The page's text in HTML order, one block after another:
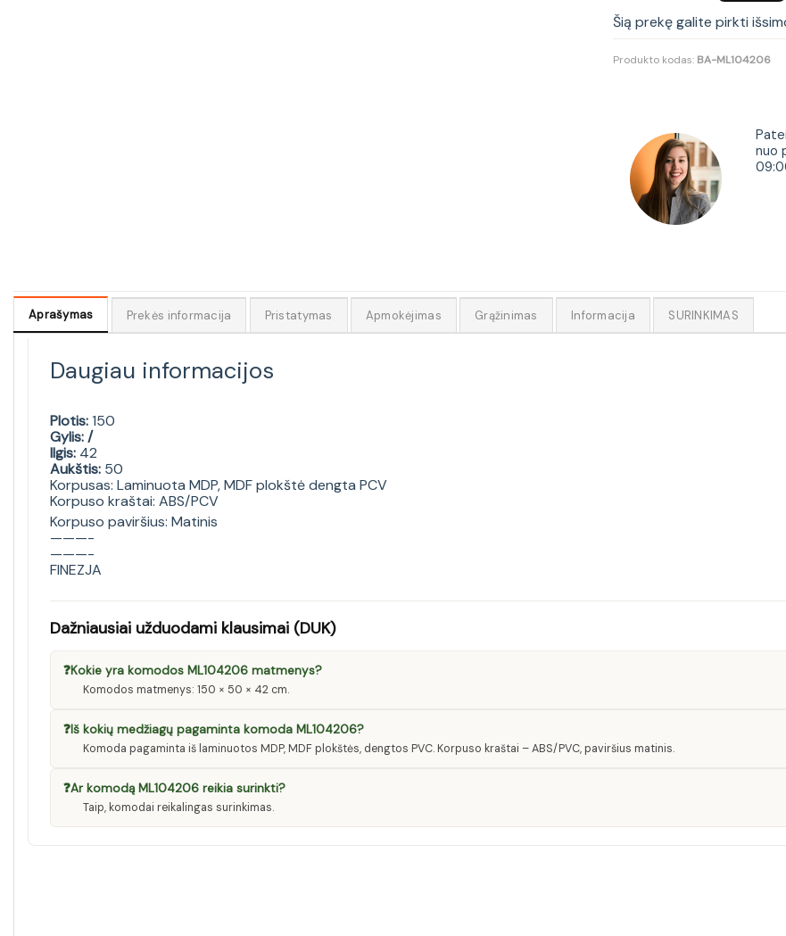
Šią prekę galite pirkti
Produkto kodas: BA-ML104206
nuo
Aprašymas Prekės informacija Pristatymas Apmokėjimas Grąžinimas Informacija SURINKIMAS
Daugiau informacijos
Plotis:150
Gylis: /
Ilgis: 42
Aukštis: 50
Korpusas: Laminuota MDP, MDF plokštė dengta PCV
Korpuso kraštai: ABS/PCV
Korpuso paviršius: Matinis
———-
———-
FINEZJA
Dažniausiai užduodami klausimai (DUK)
❓Kokie yra komodos ML104206 matmenys?
Komodos matmenys: 150 × 50 × 42 cm.
❓Iš kokių medžiagų pagaminta komoda ML104206?
Komoda pagaminta iš laminuotos MDP, MDF plokštės, dengtos PVC. Korpuso kraštai – ABS/PVC, paviršius matinis.
❓Ar komodą ML104206 reikia surinkti?
Taip, komodai reikalingas surinkimas.